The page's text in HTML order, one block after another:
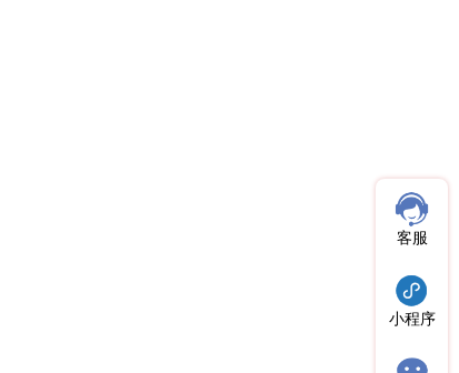
客服
小程序